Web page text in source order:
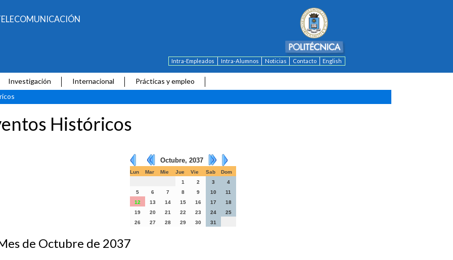
Intra-Empleados Intra-Alumnos Noticias Contacto English
Investigación Internacional
Prácticas y empleo
Históricos
Octubre, 2037
Lun Mar Mie Jue Vie Sab
Dom
1
2 3
4
5
6 7 8 9 10
11
12
13 14 15 16 17
18
19
20 21 22 23 24
25
26
27 28 29 30 31
de Octubre de 2037